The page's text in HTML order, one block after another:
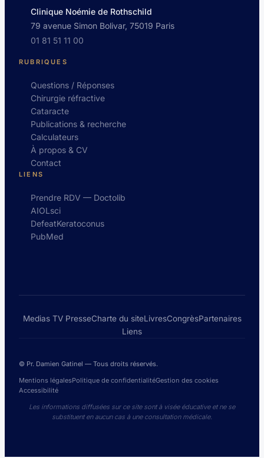
Clinique Noémie de Rothschild
79 avenue Simon Bolivar, 75019 Paris
01 81 51 11 00
RUBRIQUES
Questions / Réponses
Chirurgie réfractive
Cataracte
Publications & recherche
Calculateurs
À propos & CV
Contact
LIENS
Prendre RDV — Doctolib
AIOLsci
DefeatKeratoconus
PubMed
Medias TV PresseCharte du siteLivresCongrèsPartenaires
Liens
© Pr. Damien Gatinel — Tous droits réservés.
Mentions légalesPolitique de confidentialitéGestion des cookies
Accessibilité
Les informations diffusées sur ce site sont à visée éducative et ne se
substituent en aucun cas à une consultation médicale.